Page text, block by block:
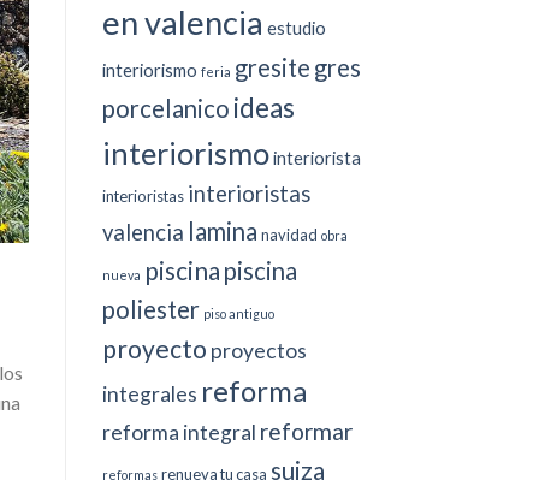
en valencia estudio
interiorismo feria gresite gres
porcelanico ideas
interiorismointeriorista
interioristas interioristas
valencia lamina navidad obra
nueva piscina piscina
poliester piso antiguo
proyecto proyectos
integrales reforma
reforma integral reformar
reformas renueva tu casa suiza